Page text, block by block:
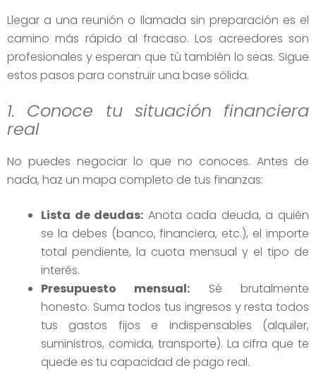
Llegar a una reunión o llamada sin preparación es el
camino más rápido al fracaso. Los acreedores son
profesionales y esperan que tú también lo seas. Sigue
estos pasos para construir una base sólida.
1. Conoce tu situación financiera
real
No puedes negociar lo que no conoces. Antes de
nada, haz un mapa completo de tus finanzas:
Lista de deudas: Anota cada deuda, a quién
se la debes (banco, financiera, etc.), el importe
total pendiente, la cuota mensual y el tipo de
interés.
Presupuesto mensual: Sé brutalmente
honesto. Suma todos tus ingresos y resta todos
tus gastos fijos e indispensables (alquiler,
suministros, comida, transporte). La cifra que te
quede es tu capacidad de pago real.